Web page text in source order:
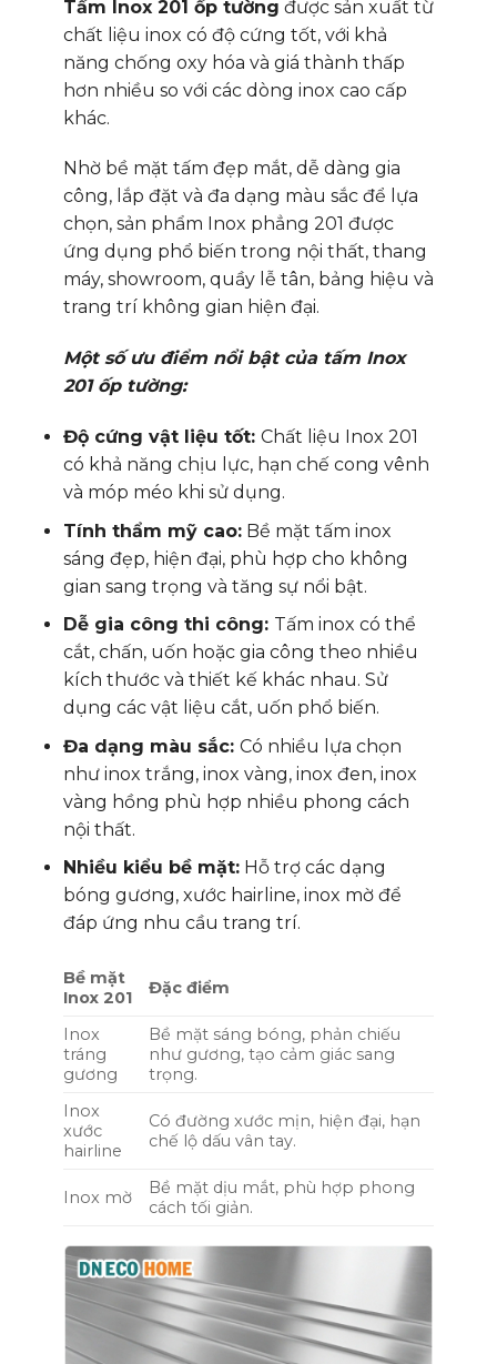
Tấm Inox 201 ốp tường được sản xuất từ
chất liệu inox có độ cứng tốt, với khả
năng chống oxy hóa và giá thành thấp
hơn nhiều so với các dòng inox cao cấp
khác.
Nhờ bề mặt tấm đẹp mắt, dễ dàng gia
công, lắp đặt và đa dạng màu sắc để lựa
chọn, sản phẩm Inox phẳng 201 được
ứng dụng phổ biến trong nội thất, thang
máy, showroom, quầy lễ tân, bảng hiệu và
trang trí không gian hiện đại.
Một số ưu điểm nổi bật của tấm Inox
201 ốp tường:
Độ cứng vật liệu tốt: Chất liệu Inox 201
có khả năng chịu lực, hạn chế cong vênh
và móp méo khi sử dụng.
Tính thẩm mỹ cao:Bề mặt tấm inox
sáng đẹp, hiện đại, phù hợp cho không
gian sang trọng và tăng sự nổi bật.
Dễ gia công thi công: Tấm inox có thể
cắt, chấn, uốn hoặc gia công theo nhiều
kích thước và thiết kế khác nhau. Sử
dụng các vật liệu cắt, uốn phổ biến.
Đa dạng màu sắc: Có nhiều lựa chọn
như inox trắng, inox vàng, inox đen, inox
vàng hồng phù hợp nhiều phong cách
nội thất.
Nhiều kiểu bề mặt:Hỗ trợ các dạng
bóng gương, xước hairline, inox mờ để
đáp ứng nhu cầu trang trí.
Bề mặt
Inox 201
Đặc điểm
Inox
tráng
gương
Bề mặt sáng bóng, phản chiếu
như gương, tạo cảm giác sang
trọng.
Inox
xước
hairline
Có đường xước mịn, hiện đại, hạn
chế lộ dấu vân tay.
Inox mờ
Bề mặt dịu mắt, phù hợp phong
cách tối giản.